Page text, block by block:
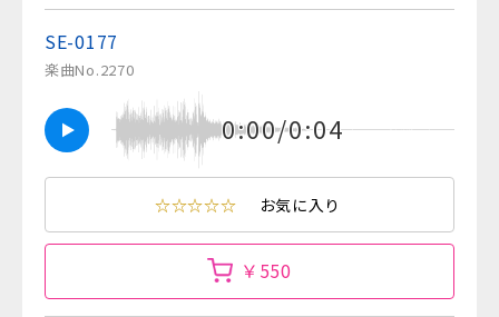
SE-0177
楽曲No.2270
0:00/0:04
☆☆☆☆☆ お気に入り
￥550